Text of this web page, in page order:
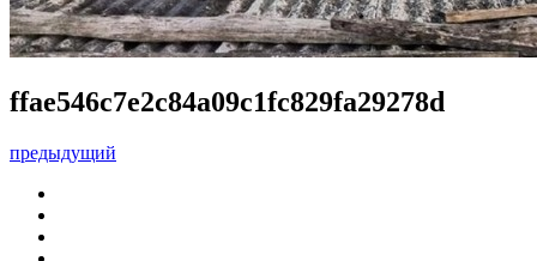
ffae546c7e2c84a09c1fc829fa29278d
предыдущий